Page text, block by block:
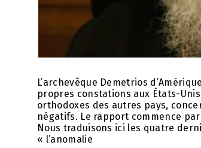
L’archevêque Demetrios
propres constations aux États-
orthodoxes des autres pays,
négatifs. Le rapport commence
Nous traduisons ici les quatre
« l’anomalie